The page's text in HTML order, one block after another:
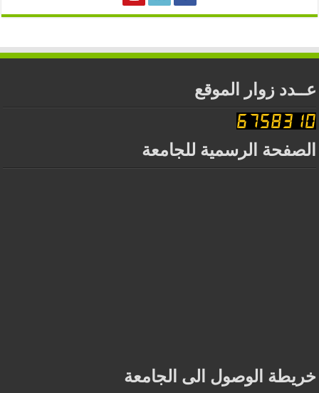
عــدد زوار الموقع
الصفحة الرسمية للجامعة
خريطة الوصول الى الجامعة